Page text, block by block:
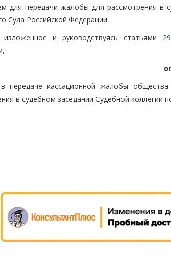
для передачи жалобы для рассмотрения в
Суда Российской Федерации.
изложенное и руководствуясь статьями
передаче кассационной жалобы
в судебном заседании Судебной коллегии